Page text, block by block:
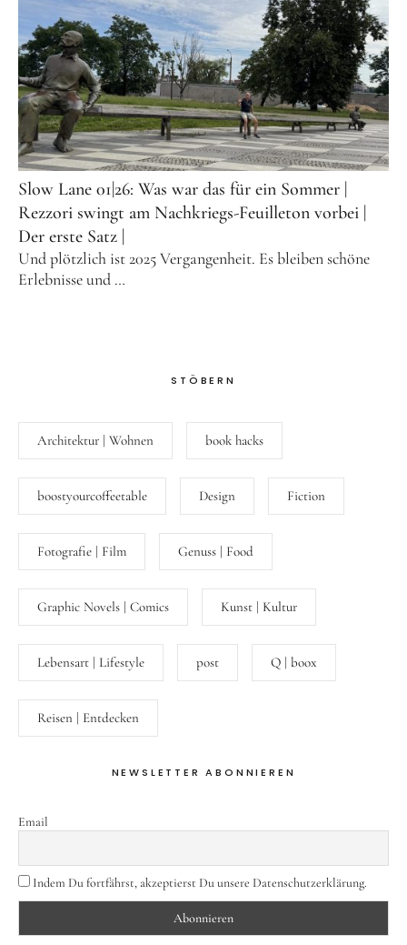
Slow Lane 01|26: Was war das für ein Sommer |
Rezzori swingt am Nachkriegs-Feuilleton vorbei |
Der erste Satz |
Und plötzlich ist 2025 Vergangenheit. Es bleiben schöne
Erlebnisse und …
STÖBERN
Architektur | Wohnen book hacks
boostyourcoffeetable Design Fiction
Fotografie | Film Genuss | Food
Graphic Novels | Comics Kunst | Kultur
Lebensart | Lifestyle post Q | boox
Reisen | Entdecken
NEWSLETTER ABONNIEREN
Email
Indem Du fortfährst, akzeptierst Du unsere Datenschutzerklärung.